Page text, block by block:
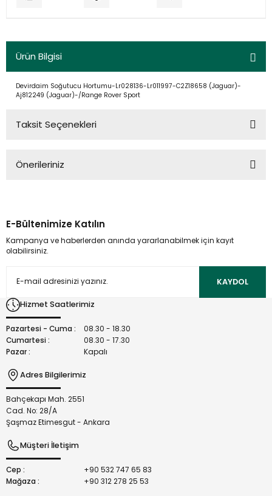
Ürün Bilgisi
Devirdaim Soğutucu Hortumu-Lr028136-Lr011997-C2Z18658 (Jaguar)-
Aj812249 (Jaguar)-/Range Rover Sport
Taksit Seçenekleri
Önerileriniz
kullanarak tarafımıza iletebilirsiniz.
Görüş ve önerileriniz için teşekkür ederiz.
Ürün açıklamasında eksik bilgiler bulunuyor.
Bu ürüne benzer farklı alternatifler olmalı.
E-Bültenimize Katılın
Kampanya ve haberlerden anında yararlanabilmek için kayıt
olabilirsiniz.
KAYDOL
Hizmet Saatlerimiz
Pazartesi - Cuma :
08.30 - 18.30
Cumartesi :
08.30 - 17.30
Pazar :
Kapalı
Adres Bilgilerimiz
Bahçekapı Mah. 2551
Cad. No: 28/A
Şaşmaz Etimesgut - Ankara
Müşteri İletişim
Cep :
+90 532 747 65 83
Mağaza :
+90 312 278 25 53